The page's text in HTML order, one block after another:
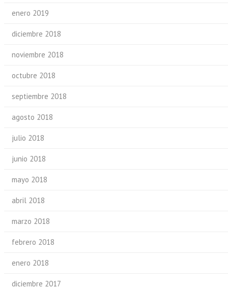
enero 2019
diciembre 2018
noviembre 2018
octubre 2018
septiembre 2018
agosto 2018
julio 2018
junio 2018
mayo 2018
abril 2018
marzo 2018
febrero 2018
enero 2018
diciembre 2017